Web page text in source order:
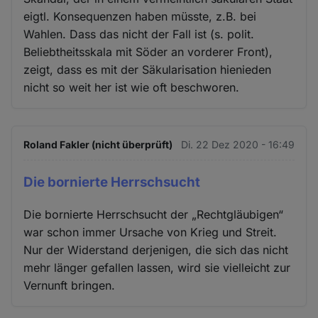
eigtl. Konsequenzen haben müsste, z.B. bei
Wahlen. Dass das nicht der Fall ist (s. polit.
Beliebtheitsskala mit Söder an vorderer Front),
zeigt, dass es mit der Säkularisation hienieden
nicht so weit her ist wie oft beschworen.
Roland Fakler (nicht überprüft) Di. 22 Dez 2020 - 16:49
Die bornierte Herrschsucht
Die bornierte Herrschsucht der „Rechtgläubigen“
war schon immer Ursache von Krieg und Streit.
Nur der Widerstand derjenigen, die sich das nicht
mehr länger gefallen lassen, wird sie vielleicht zur
Vernunft bringen.